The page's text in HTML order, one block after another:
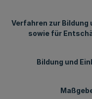
Verfahren zur Bildung
sowie für
Bildung und